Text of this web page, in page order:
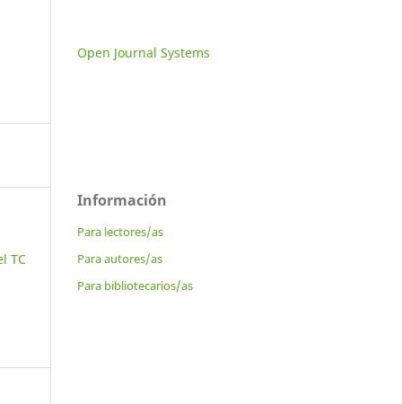
TC
Open Journal Systems
Información
Para lectores/as
Para autores/as
Para bibliotecarios/as